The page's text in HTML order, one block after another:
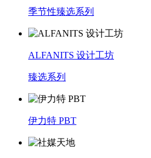
季节性臻选系列
ALFANITS 设计工坊
臻选系列
伊力特 PBT